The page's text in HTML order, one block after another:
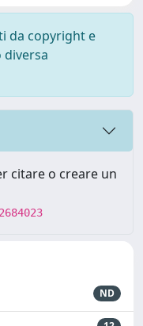
da copyright e
citare o creare un
ND